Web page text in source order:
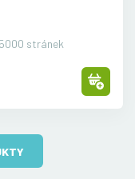
stránek